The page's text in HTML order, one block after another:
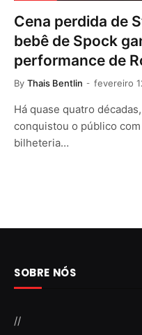
Cena perdida de
bebê de Spock
performance de
By Thais Bentlin fevereiro
Há quase quatro
conquistou o público
bilheteria…
SOBRE NÓS
//